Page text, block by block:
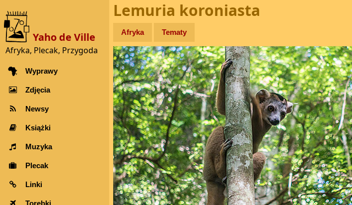
Yaho de Ville
Afryka, Plecak, Przygoda
Wyprawy
Zdjęcia
Newsy
Książki
Muzyka
Plecak
Linki
Torebki
Lemuria koroniasta
Afryka Tematy